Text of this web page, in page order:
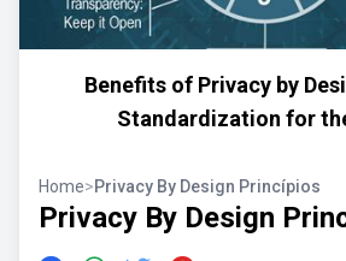
Benefits of Privacy by
Standardization for
Home>Privacy By Design Princípios
Privacy By Design